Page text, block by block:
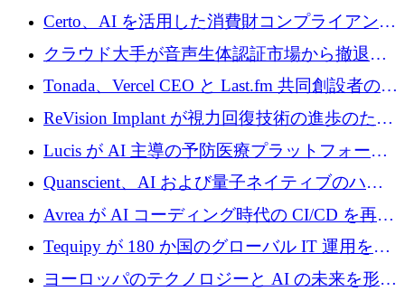
インテリジェンス レイヤーを構築するために
Improbable から 200 万ドルを調達
Certo、AI を活用した消費財コンプライアンス
プラットフォームのために 400 万ドルを調達
クラウド大手が音声生体認証市場から撤退す
るなか、Voxmindが54万6,000ポンドのプレシ
ード資金を調達
Tonada、Vercel CEO と Last.fm 共同創設者の支
援を受けてステルス撤退
ReVision Implant が視力回復技術の進歩のため
に 400 万ユーロを確保
Lucis が AI 主導の予防医療プラットフォーム
を拡大するためにシリーズ A で 2,000 万ドル
を調達
Quanscient、AI および量子ネイティブのハー
ドウェア エンジニアリングを推進するために
1,000 万ユーロを調達
Avrea が AI コーディング時代の CI/CD を再発
明するために 470 万ドルをかけてステルスか
ら浮上
Tequipy が 180 か国のグローバル IT 運用を自
動化するために 300 万ユーロ以上を調達
ヨーロッパのテクノロジーと AI の未来を形作